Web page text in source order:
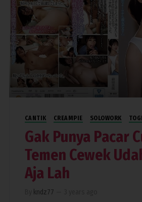
CANTIK CREAMPIE SOLOWORK
Gak Punya Pacar
Temen Cewek
Aja Lah
kndz77